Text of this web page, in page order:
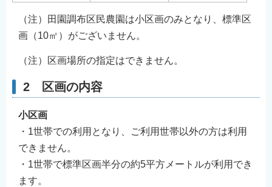
（注）田園調布区民農園は小区画のみとなり、標準区
画（10㎡）がございません。
（注）区画場所の指定はできません。
2 区画の内容
小区画
・1世帯での利用となり、ご利用世帯以外の方は利用
できません。
・1世帯で標準区画半分の約5平方メートルが利用でき
ます。